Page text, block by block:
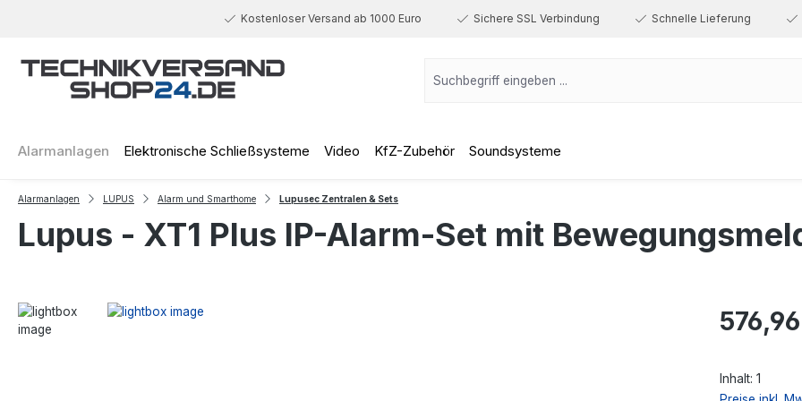
Kostenloser Versand ab 1000 Euro Sichere SSL Verbindung Schnelle Lieferung
Alarmanlagen Elektronische Schließsysteme Video KfZ-Zubehör Soundsysteme
Alarmanlagen LUPUS Alarm und Smarthome Lupusec Zentralen & Sets
Lupus - XT1 Plus IP-Alarm-Set mit
Regulärer Preis:
Inhalt: 1